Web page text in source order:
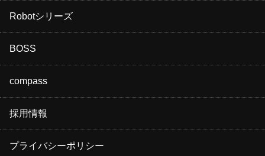
Robotシリーズ
BOSS
compass
採用情報
プライバシーポリシー